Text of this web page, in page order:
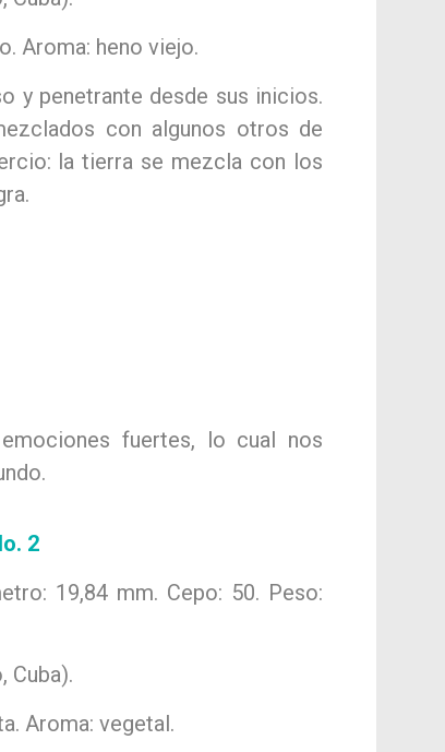
Aroma: heno viejo.
y penetrante desde sus inicios.
con algunos otros de
la tierra se mezcla con los
fuertes, lo cual nos
2
19,84 mm. Cepo: 50. Peso:
Cuba).
Aroma: vegetal.